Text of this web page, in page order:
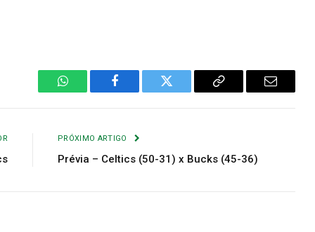
WhatsAppFacebook Twitter
Copiar
E-
PRÓXIMO ARTIGO
Prévia – Celtics (50-31) x Bucks (45-36)